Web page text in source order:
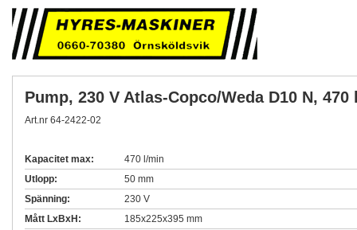
Pump, 230 V Atlas-Copco/Weda D10 N, 470
Art.nr 64-2422-02
Kapacitet max:
470 l/min
Utlopp:
50 mm
Spänning:
230 V
Mått LxBxH:
185x225x395 mm